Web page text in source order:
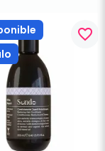
favorite_border